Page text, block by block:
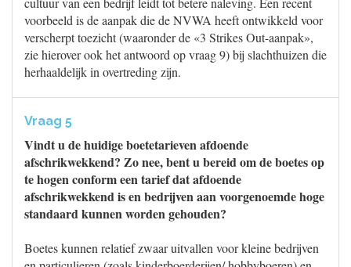
voorbeeld is de aanpak die de NVWA heeft ontwikkeld voor
verscherpt toezicht (waaronder de «3 Strikes Out-aanpak»,
zie hierover ook het antwoord op vraag 9) bij slachthuizen die
herhaaldelijk in overtreding zijn.
Vraag 5
Vindt u de huidige boetetarieven afdoende
afschrikwekkend? Zo nee, bent u bereid om de boetes op
te hogen conform een tarief dat afdoende
afschrikwekkend is en bedrijven aan voorgenoemde hoge
standaard kunnen worden gehouden?
Boetes kunnen relatief zwaar uitvallen voor kleine bedrijven